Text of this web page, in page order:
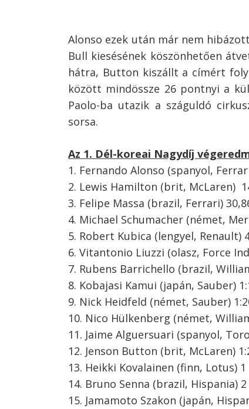
Alonso ezek után már nem
Bull kiesésének köszönhetően
hátra, Button kiszállt a címért
között mindössze 26 pontnyi a
Paolo-ba utazik a száguldó
sorsa.
Az 1. Dél-koreai Nagydíj
1. Fernando Alonso (spanyol,
2. Lewis Hamilton (brit, McLaren)
3. Felipe Massa (brazil, Ferrari)
4. Michael Schumacher (német,
5. Robert Kubica (lengyel, Renault)
6. Vitantonio Liuzzi (olasz, Force
7. Rubens Barrichello (brazil,
8. Kobajasi Kamui (japán, Sauber)
9. Nick Heidfeld (német, Sauber)
10. Nico Hülkenberg (német,
11. Jaime Alguersuari (spanyol,
12. Jenson Button (brit, McLaren)
13. Heikki Kovalainen (finn, Lotus)
14. Bruno Senna (brazil, Hispania)
15. Jamamoto Szakon (japán,